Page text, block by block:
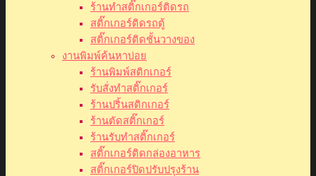
ร้านทำสติ๊กเกอร์ติดรถ
สติ๊กเกอร์ติดรถตู้
สติ๊กเกอร์ติดชั้นวางของ
งานพิมพ์ค้นหาบ่อย
ร้านพิมพ์สติกเกอร์
รับสั่งทำสติ๊กเกอร์
ร้านปริ้นสติกเกอร์
ร้านตัดสติ๊กเกอร์
ร้านรับทำสติ๊กเกอร์
สติ๊กเกอร์ติดกล่องอาหาร
สติ๊กเกอร์ปิดปรับปรุงร้าน